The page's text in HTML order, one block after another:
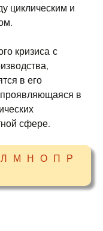
циклическим и
кризиса с
в его
проявляющаяся в
сфере.
Л М Н О П Р